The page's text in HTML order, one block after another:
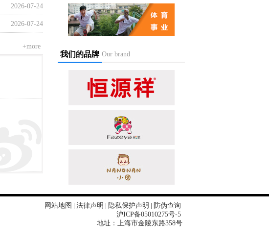
2026-07-24
2026-07-24
+more
我们的品牌 Our brand
网站地图 法律声明 隐私保护声明
防伪查询
沪ICP备05010275号-5
地址：上海市金陵东路358号